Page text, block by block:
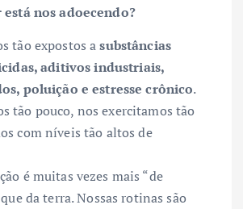
nos adoecendo?
tão expostos asubstâncias
aditivos industriais,
poluição e estresse crônico.
tão pouco, nos exercitamos tão
com níveis tão altos de
é muitas vezes mais “de
da terra. Nossas rotinas são